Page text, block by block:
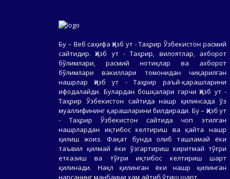
Бу – Веб саҳифа Ҳизб ут - Таҳрир Ўзбекистон расмий
сайтидир. Ҳизб ут - Таҳрир, вилоятлар, ахборот
бўлимлари, расмий нотиқлар ва ахборот
бўлимлари вакиллари томонидан чиқарилган
нашрлар Ҳизб ут - Таҳрир раъй-қарашларини
ифодалайди. Булардан бошқалари гарчи Ҳизб ут -
Таҳрир Ўзбекистон сайтида нашр қилинсада ўз
муаллифининг қарашларини билдиради. Бу – Ҳизб ут
- Таҳрир Ўзбекистон сайтида чоп этилган
нашрлардан иқтибос келтириш ва қайта нашр
қилиш жоиз. Фақат бунда олиб ташламай ёки
таъвил қилмай ёки ўзгартириш киритмай тўғри
етказиш ва тўғри иқтибос келтириш шарт
қилинади. Нақл қилинган ёки нашр қилинган
нарсанинг манбаини ҳам айтиб ўтиш шарт.